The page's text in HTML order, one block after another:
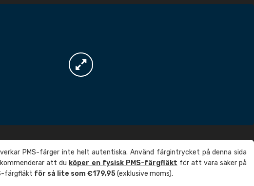
PMS-färger inte helt autentiska. Använd färgintrycket på denna sida
att du köper en fysisk PMS-färgfläkt för att vara säker på
färgfläkt för så lite som €179,95(exklusive moms).